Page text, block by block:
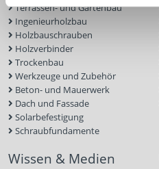
Terrassen- und Gartenbau
Ingenieurholzbau
Holzbauschrauben
Holzverbinder
Trockenbau
Werkzeuge und Zubehör
Beton- und Mauerwerk
Dach und Fassade
Solarbefestigung
Schraubfundamente
Wissen & Medien